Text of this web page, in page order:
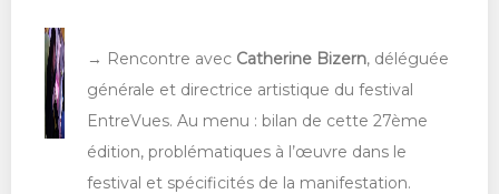
→ Rencontre avec Catherine Bizern, déléguée
générale et directrice artistique du festival
EntreVues. Au menu : bilan de cette 27ème
édition, problématiques à l’œuvre dans le
festival et spécificités de la manifestation.